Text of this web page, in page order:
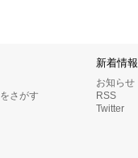
さがす
新着情報
お知らせ
RSS
Twitter